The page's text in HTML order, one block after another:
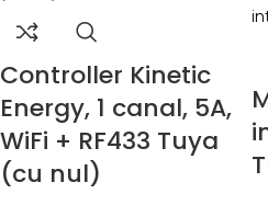
Controller Kinetic
Energy, 1 canal, 5A,
WiFi + RF433 Tuya
(cu nul)